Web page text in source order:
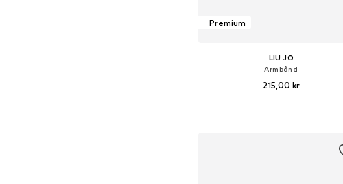
Premium
LIU JO
Armbånd
215,00 kr